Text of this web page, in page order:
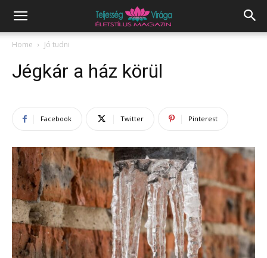
Home Jó tudni
Jégkár a ház körül
Facebook Twitter Pinterest